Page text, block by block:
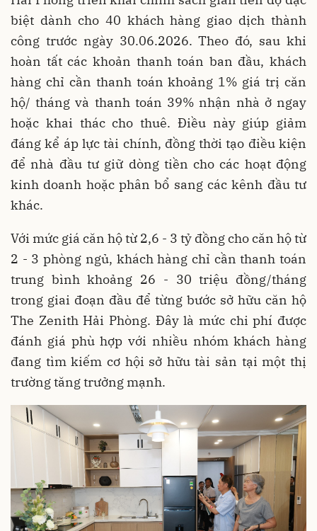
biệt dành cho 40 khách hàng giao dịch thành
công trước ngày 30.06.2026. Theo đó, sau khi
hoàn tất các khoản thanh toán ban đầu, khách
hàng chỉ cần thanh toán khoảng 1% giá trị căn
hộ/ tháng và thanh toán 39% nhận nhà ở ngay
hoặc khai thác cho thuê. Điều này giúp giảm
đáng kể áp lực tài chính, đồng thời tạo điều kiện
để nhà đầu tư giữ dòng tiền cho các hoạt động
kinh doanh hoặc phân bổ sang các kênh đầu tư
khác.
Với mức giá căn hộ từ 2,6 - 3 tỷ đồng cho căn hộ từ
2 - 3 phòng ngủ, khách hàng chỉ cần thanh toán
trung bình khoảng 26 - 30 triệu đồng/tháng
trong giai đoạn đầu để từng bước sở hữu căn hộ
The Zenith Hải Phòng. Đây là mức chi phí được
đánh giá phù hợp với nhiều nhóm khách hàng
đang tìm kiếm cơ hội sở hữu tài sản tại một thị
trường tăng trưởng mạnh.